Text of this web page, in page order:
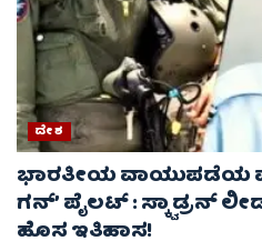
ದೇಶ
ಭಾರತೀಯ ವಾಯುಪಡೆಯ
ಗನ್’ ಪೈಲಟ್ : ಸ್ಕ್ವಾಡ್ರನ್
ಹೊಸ ಇತಿಹಾಸ!